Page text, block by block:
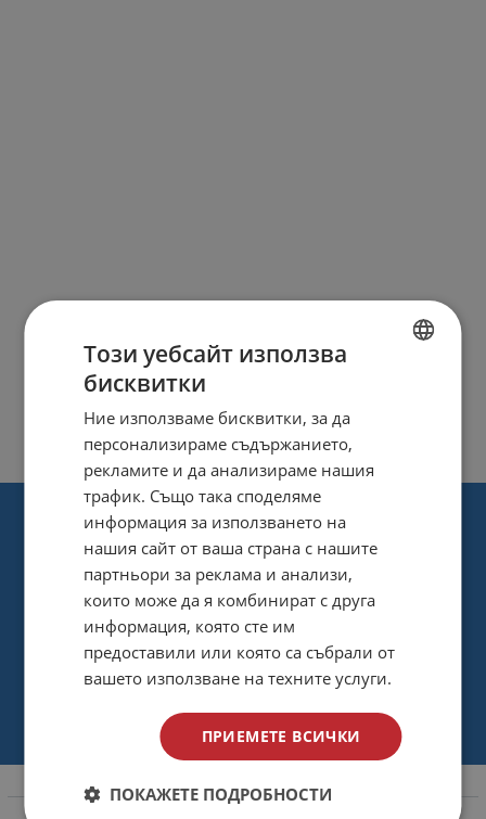
Информация
Този уебсайт използва
бисквитки
Ние използваме бисквитки, за да
персонализираме съдържанието,
рекламите и да анализираме нашия
трафик. Също така споделяме
информация за използването на
нашия сайт от ваша страна с нашите
партньори за реклама и анализи,
които може да я комбинират с друга
информация, която сте им
предоставили или която са събрали от
вашето използване на техните услуги.
ПРИЕМЕТЕ ВСИЧКИ
ПОКАЖЕТЕ ПОДРОБНОСТИ